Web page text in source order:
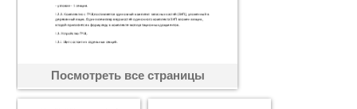
Посмотреть все страницы